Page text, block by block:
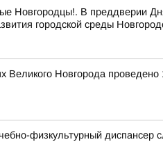
Новгородцы!. В преддверии
городской среды
Великого Новгорода
физкультурный диспансер